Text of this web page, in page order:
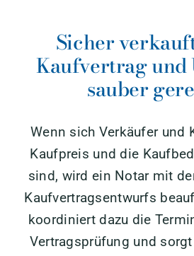
Sicher
Kaufvertrag und
sauber
Wenn sich Verkäufer und
Kaufpreis und die
sind, wird ein Notar mit
Kaufvertragsentwurfs
koordiniert dazu die
Vertragsprüfung und